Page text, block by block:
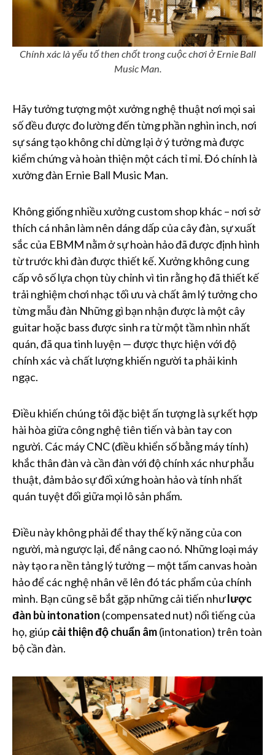
Chính xác là yếu tố then chốt trong cuộc chơi ở Ernie Ball
Music Man.
Hãy tưởng tượng một xưởng nghệ thuật nơi mọi sai
số đều được đo lường đến từng phần nghìn inch, nơi
sự sáng tạo không chỉ dừng lại ở ý tưởng mà được
kiểm chứng và hoàn thiện một cách tỉ mỉ. Đó chính là
xưởng đàn Ernie Ball Music Man.
Không giống nhiều xưởng custom shop khác – nơi sở
thích cá nhân làm nên dáng dấp của cây đàn, sự xuất
sắc của EBMM nằm ở sự hoàn hảo đã được định hình
từ trước khi đàn được thiết kế. Xưởng không cung
cấp vô số lựa chọn tùy chỉnh vì tin rằng họ đã thiết kế
trải nghiệm chơi nhạc tối ưu và chất âm lý tưởng cho
từng mẫu đàn Những gì bạn nhận được là một cây
guitar hoặc bass được sinh ra từ một tầm nhìn nhất
quán, đã qua tinh luyện — được thực hiện với độ
chính xác và chất lượng khiến người ta phải kinh
ngạc.
Điều khiến chúng tôi đặc biệt ấn tượng là sự kết hợp
hài hòa giữa công nghệ tiên tiến và bàn tay con
người. Các máy CNC (điều khiển số bằng máy tính)
khắc thân đàn và cần đàn với độ chính xác như phẫu
thuật, đảm bảo sự đối xứng hoàn hảo và tính nhất
quán tuyệt đối giữa mọi lô sản phẩm.
Điều này không phải để thay thế kỹ năng của con
người, mà ngược lại, để nâng cao nó. Những loại máy
này tạo ra nền tảng lý tưởng — một tấm canvas hoàn
hảo để các nghệ nhân vẽ lên đó tác phẩm của chính
mình. Bạn cũng sẽ bắt gặp những cải tiến nhưlược
đàn bù intonation (compensated nut) nổi tiếng của
họ, giúp cải thiện độ chuẩn âm(intonation) trên toàn
bộ cần đàn.